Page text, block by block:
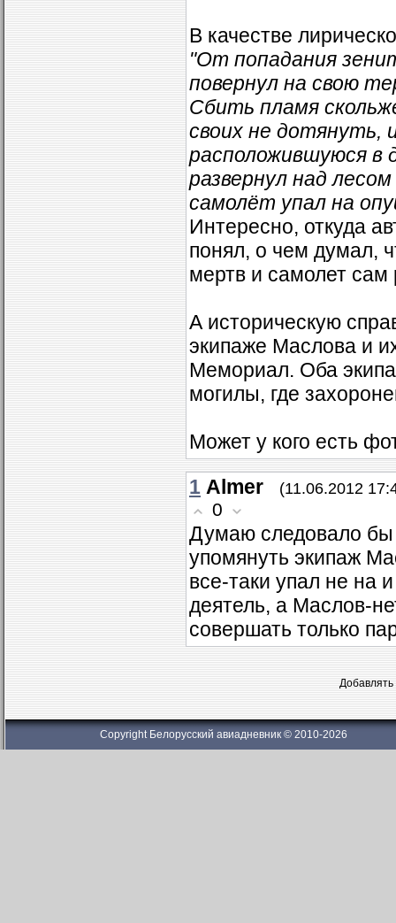
В качестве
"От попадания
повернул на свою
Сбить пламя
своих не дотянуть,
расположившуюся в
развернул над
самолёт упал на
Интересно, откуда
понял, о чем думал,
мертв и самолет сам
А историческую
экипаже Маслова и
Мемориал. Оба
могилы, где
Может у кого есть
1 Almer (11.06.2012
0
Думаю следовало бы
упомянуть экипаж
все-таки упал не на
деятель, а Маслов-
совершать только
Добавлять
Copyright Белорусский авиадневник © 2010-2026